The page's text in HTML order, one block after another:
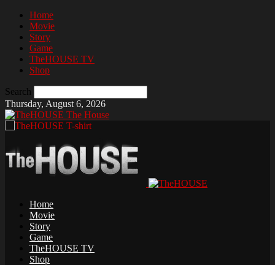
Home
Movie
Story
Game
TheHOUSE TV
Shop
Search
Thursday, August 6, 2026
The House
Home
Movie
Story
Game
TheHOUSE TV
Shop